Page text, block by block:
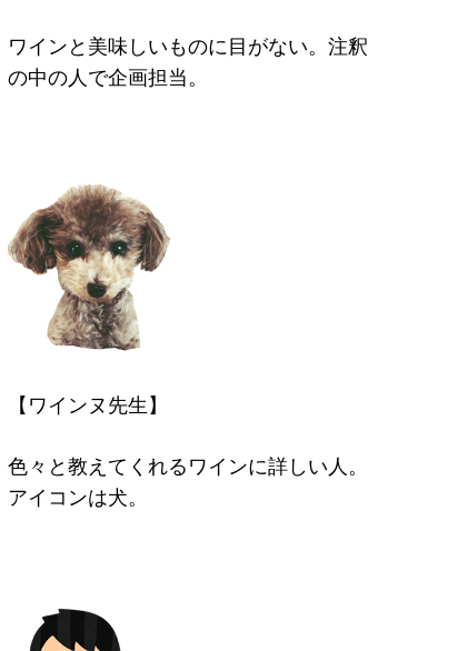
ワインと美味しいものに目がない。注釈
の中の人で企画担当。
【ワインヌ先生】
色々と教えてくれるワインに詳しい人。
アイコンは犬。